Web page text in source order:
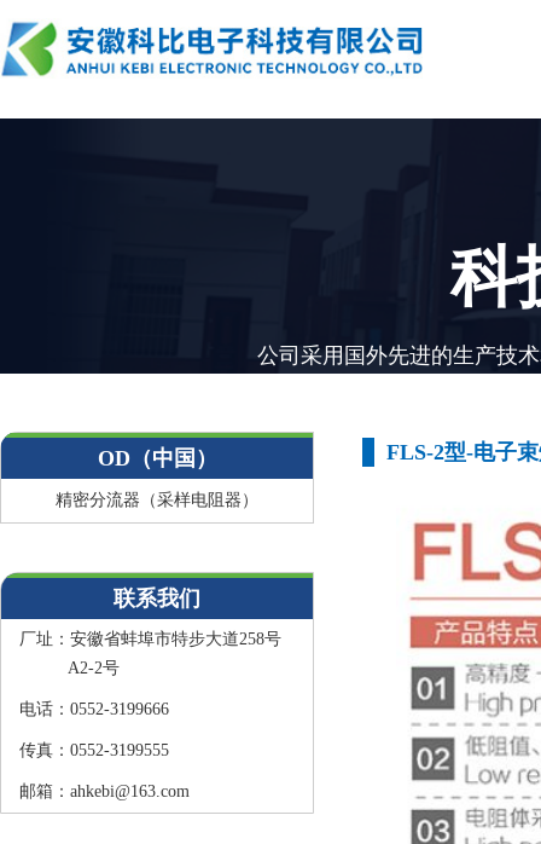
科
公司采用国外先进的生产技
OD（中国）
精密分流器（采样电阻器）
联系我们
厂址： 安徽省蚌埠市特步大道258号
A2-2号
电话： 0552-3199666
传真： 0552-3199555
邮箱： ahkebi@163.com
FLS-2型-电子